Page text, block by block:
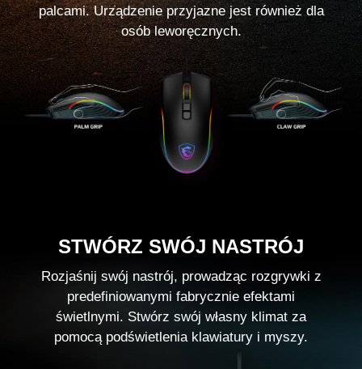
palcami. Urządzenie przyjazne jest również dla
osób leworęcznych.
STWÓRZ SWÓJ NASTRÓJ
Rozjaśnij swój nastrój, prowadząc rozgrywki z
predefiniowanymi fabrycznie efektami
świetlnymi. Stwórz swój własny klimat za
pomocą podświetlenia klawiatury i myszy.